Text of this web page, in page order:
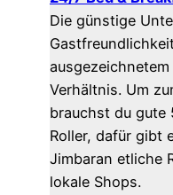
Die günstige
Verhältnis. Um
brauchst du gute
Roller, dafür gibt
Jimbaran etliche
lokale Shops.